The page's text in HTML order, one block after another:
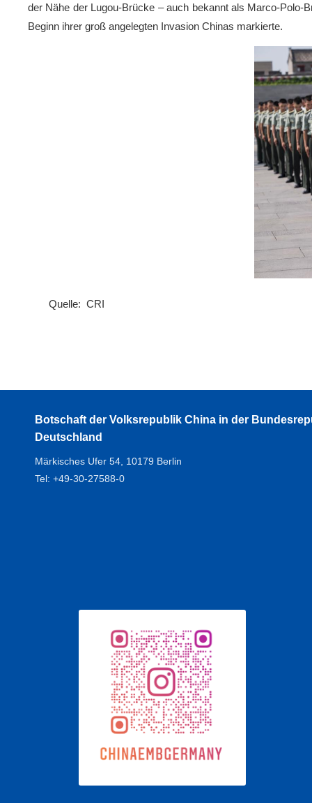
der Nähe der Lugou-Brücke – auch bekannt als Marco-Polo-
Beginn ihrer groß angelegten Invasion Chinas markierte.
Quelle: CRI
Botschaft der Volksrepublik China in der
Deutschland
Märkisches Ufer 54, 10179 Berlin
Tel: +49-30-27588-0